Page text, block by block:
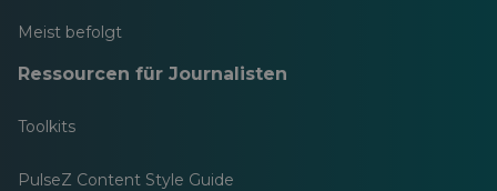
Meist befolgt
Ressourcen für Journalisten
Toolkits
PulseZ Content Style Guide